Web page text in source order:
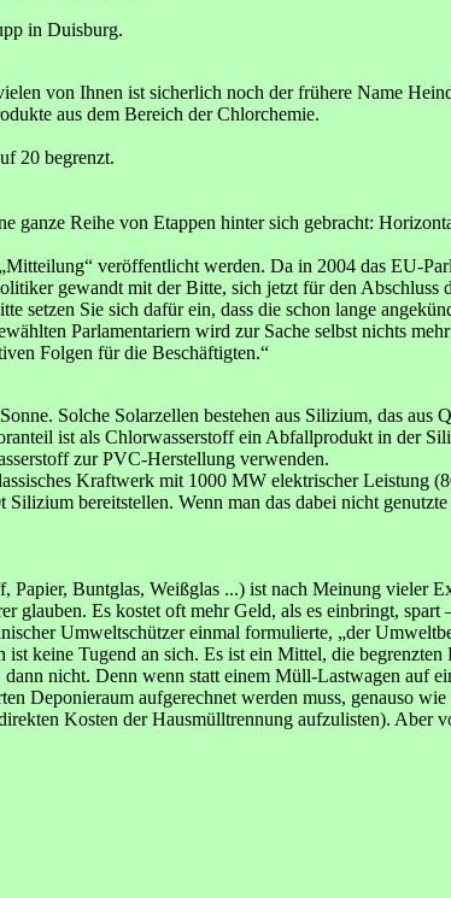
in Duisburg.
von Ihnen ist sicherlich noch der frühere Name
aus dem Bereich der Chlorchemie.
20 begrenzt.
ganze Reihe von Etappen hinter sich gebracht:
veröffentlicht werden. Da in 2004 das EU-
gewandt mit der Bitte, sich jetzt für den
Sie sich dafür ein, dass die schon lange
Parlamentariern wird zur Sache selbst nichts
Folgen für die Beschäftigten.“
Solche Solarzellen bestehen aus Silizium, das
ist als Chlorwasserstoff ein Abfallprodukt in der
zur PVC-Herstellung verwenden.
Kraftwerk mit 1000 MW elektrischer Leistung
bereitstellen. Wenn man das dabei nicht
Buntglas, Weißglas ...) ist nach Meinung vieler
Es kostet oft mehr Geld, als es einbringt,
Umweltschützer einmal formulierte, „der
keine Tugend an sich. Es ist ein Mittel, die begrenzten
nicht. Denn wenn statt einem Müll-Lastwagen auf
Deponieraum aufgerechnet werden muss, genauso
Kosten der Hausmülltrennung aufzulisten). Aber